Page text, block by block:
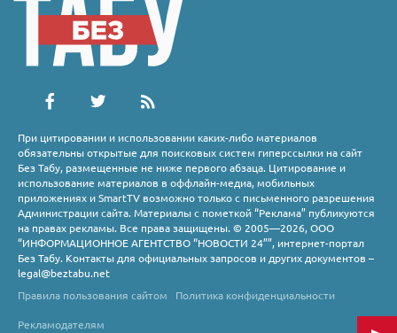
При цитировании и использовании каких-либо материалов
обязательны открытые для поисковых систем гиперссылки на сайт
Без Табу, размещенные не ниже первого абзаца. Цитирование и
использование материалов в оффлайн-медиа, мобильных
приложениях и SmartTV возможно только с письменного разрешения
Администрации сайта. Материалы с пометкой “Реклама” публикуются
на правах рекламы. Все права защищены. © 2005—2026, ООО
“ИНФОРМАЦИОННОЕ АГЕНТСТВО “НОВОСТИ 24””, интернет-портал
Без Табу. Контакты для официальных запросов и других документов –
legal@beztabu.net
Правила пользования сайтом
Политика конфиденциальности
Рекламодателям